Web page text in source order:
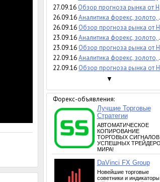
27.09.16 Обзор прогноза рынка от HYCM
26.09.16Аналитика форекс, золото, индексы, нефть
26.09.16 Обзор прогноза рынка от HYCM
23.09.16Аналитика форекс, золото, индексы, нефть
23.09.16 Обзор прогноза рынка от HYCM
22.09.16Аналитика форекс, золото, индексы, нефть
22.09.16 Обзор прогноза рынка от HYCM
▼
Форекс-объявления: